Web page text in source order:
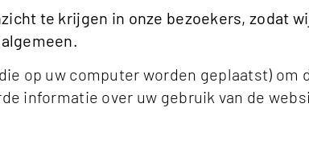
te krijgen in onze bezoekers, zodat
op uw computer worden geplaatst) om
informatie over uw gebruik van de